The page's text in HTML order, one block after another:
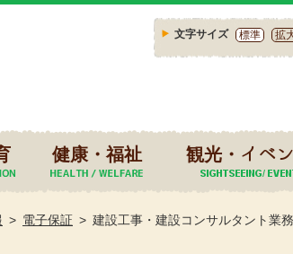
文字サイズ 標準 拡
健康・福祉 観光・イベ
電子保証 建設工事・建設コンサルタント業